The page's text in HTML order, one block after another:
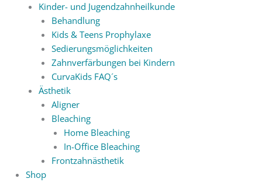
Kinder- und Jugendzahnheilkunde
Behandlung
Kids & Teens Prophylaxe
Sedierungsmöglichkeiten
Zahnverfärbungen bei Kindern
CurvaKids FAQ´s
Ästhetik
Aligner
Bleaching
Home Bleaching
In-Office Bleaching
Frontzahnästhetik
Shop